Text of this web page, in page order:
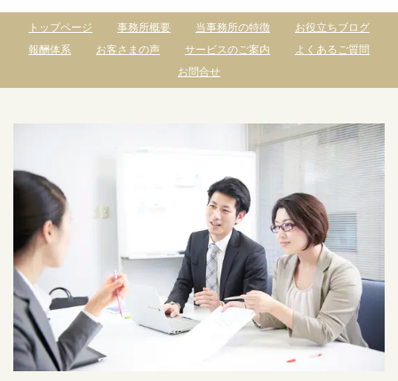
トップページ 事務所概要 当事務所の特徴
お役立ちブログ
報酬体系
お客さまの声 サービスのご案内
よくあるご質問
お問合せ